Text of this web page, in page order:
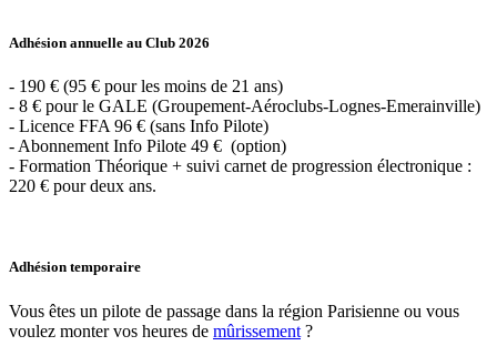
Adhésion annuelle au Club 2026
- 190 € (95 € pour les moins de 21 ans)
- 8 € pour le GALE (Groupement-Aéroclubs-Lognes-Emerainville)
- Licence FFA 96 € (sans Info Pilote)
- Abonnement Info Pilote 49 € (option)
- Formation Théorique + suivi carnet de progression électronique :
220 € pour deux ans.
Adhésion temporaire
Vous êtes un pilote de passage dans la région Parisienne ou vous
voulez monter vos heures de mûrissement ?